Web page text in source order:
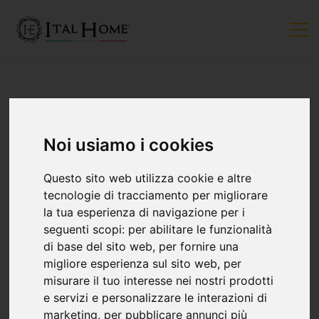
Noi usiamo i cookies
Questo sito web utilizza cookie e altre
tecnologie di tracciamento per migliorare
la tua esperienza di navigazione per i
seguenti scopi: per abilitare le funzionalità
di base del sito web, per fornire una
migliore esperienza sul sito web, per
misurare il tuo interesse nei nostri prodotti
e servizi e personalizzare le interazioni di
marketing, per pubblicare annunci più
Di Sempre...
Ital Home 30 aprile
È sempre stata considerata la casa più cara